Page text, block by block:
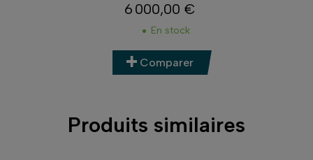
Prix
6 000,00 €
En stock
Comparer
Produits similaires